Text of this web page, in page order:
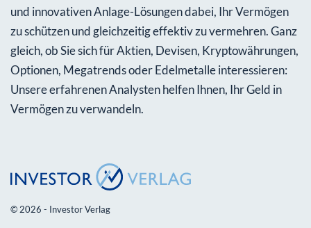
und innovativen Anlage-Lösungen dabei, Ihr Vermögen
zu schützen und gleichzeitig effektiv zu vermehren. Ganz
gleich, ob Sie sich für Aktien, Devisen, Kryptowährungen,
Optionen, Megatrends oder Edelmetalle interessieren:
Unsere erfahrenen Analysten helfen Ihnen, Ihr Geld in
Vermögen zu verwandeln.
© 2026 - Investor Verlag